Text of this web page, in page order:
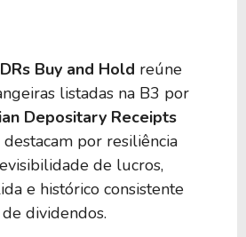
70
60
60
Buy and Hold reúne
listadas na B3 por
Depositary Receipts
destacam por resiliência
de lucros,
e histórico consistente
dividendos.